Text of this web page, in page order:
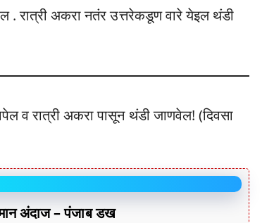
. रात्री अकरा नतंर उत्तरेकडूण वारे येइल थंडी
व रात्री अकरा पासून थंडी जाणवेल! (दिवसा
अंदाज – पंजाब डख